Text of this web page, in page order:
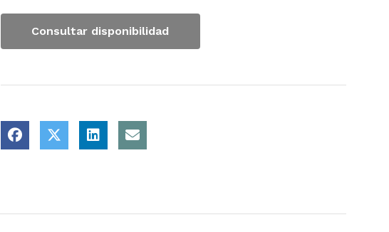
Consultar disponibilidad